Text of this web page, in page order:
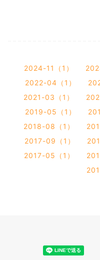
2024-11（1）
2022-04（1）
2021-03（1）
2019-05（1）
2018-08（1）
2017-09（1）
2017-05（1）